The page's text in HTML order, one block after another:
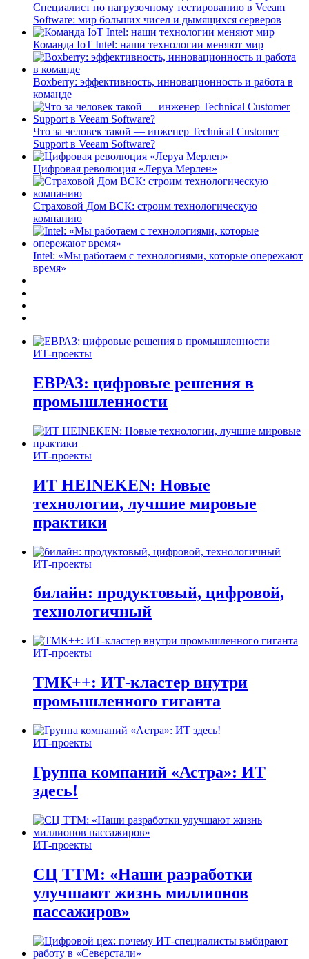
Специалист по нагрузочному тестированию в Veeam
Software: мир больших чисел и дымящихся серверов
Команда IoT Intel: наши технологии меняют мир
Boxberry: эффективность, инновационность и работа в
команде
Что за человек такой — инженер Technical Customer
Support в Veeam Software?
Цифровая революция «Леруа Мерлен»
Страховой Дом ВСК: строим технологическую
компанию
Intel: «Мы работаем с технологиями, которые опережают
время»
ИТ-проекты
ЕВРАЗ: цифровые решения в
промышленности
ИТ-проекты
ИТ HEINEKEN: Новые
технологии, лучшие мировые
практики
ИТ-проекты
билайн: продуктовый, цифровой,
технологичный
ИТ-проекты
ТМК++: ИТ-кластер внутри
промышленного гиганта
ИТ-проекты
Группа компаний «Астра»: ИТ
здесь!
ИТ-проекты
СЦ ТТМ: «Наши разработки
улучшают жизнь миллионов
пассажиров»